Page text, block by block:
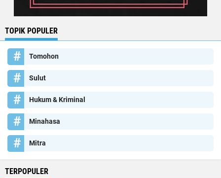
TOPIK POPULER
Tomohon
Sulut
Hukum & Kriminal
Minahasa
Mitra
TERPOPULER